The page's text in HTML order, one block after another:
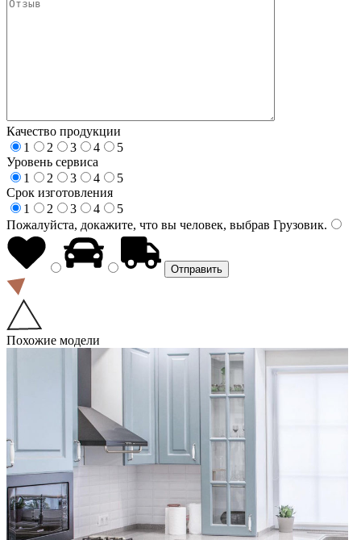
Качество продукции
1
2 3 4
5
Уровень сервиса
1
2 3 4
5
Срок изготовления
1
2 3 4
5
Пожалуйста, докажите, что вы человек, выбрав Грузовик.
Похожие модели